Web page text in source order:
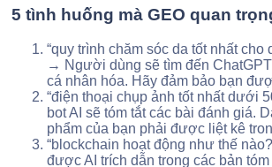
5 tình huống mà GEO quan
“quy trình chăm sóc da tốt nhất cho
→ Người dùng sẽ tìm đến
cá nhân hóa. Hãy đảm bảo bạn
“điện thoại chụp ảnh tốt nhất dưới
bot AI sẽ tóm tắt các bài đánh giá.
phẩm của bạn phải được liệt kê
“blockchain hoạt động như thế
được AI trích dẫn trong các bản